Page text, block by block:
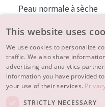
Peau normale à sèche
Peau mixte ou grasse
Peau mature
Peau ménopausée
À PROPOS
CONSEILS BEAUTÉ
This website uses
We use cookies to personalize
traffic. We also share
advertising and analytics
information you have provided
your use of their services.
STRICTLY NECESSARY